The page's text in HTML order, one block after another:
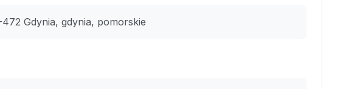
472 Gdynia, gdynia, pomorskie